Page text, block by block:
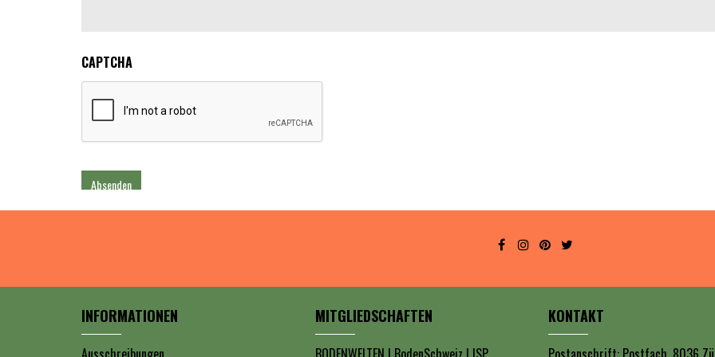
CAPTCHA
INFORMATIONEN MITGLIEDSCHAFTEN KONTAKT